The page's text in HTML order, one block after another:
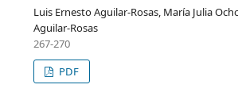
Luis Ernesto Aguilar-Rosas, María Julia
Aguilar-Rosas
267-270
PDF